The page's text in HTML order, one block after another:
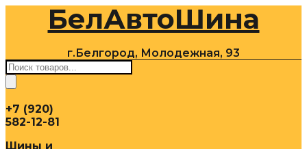
содержимомуБелАвтоШина
г.Белгород, Молодежная, 93
Поиск
товаров
+7 (920)
582-12-81
Шины и